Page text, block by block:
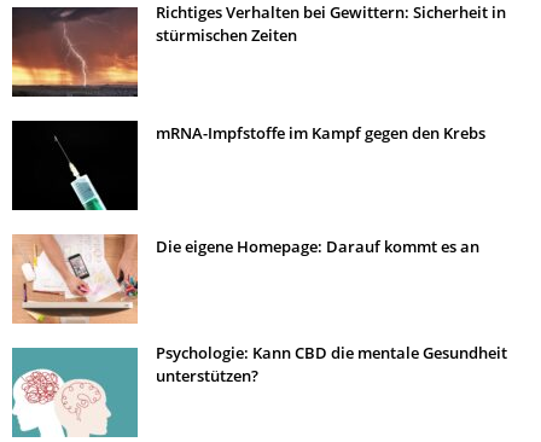
Richtiges Verhalten bei Gewittern: Sicherheit in
stürmischen Zeiten
mRNA-Impfstoffe im Kampf gegen den Krebs
Die eigene Homepage: Darauf kommt es an
Psychologie: Kann CBD die mentale Gesundheit
unterstützen?